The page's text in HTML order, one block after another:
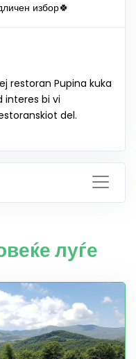
избор🍀
restoran Pupina kuka
interes bi vi
del.
луѓе